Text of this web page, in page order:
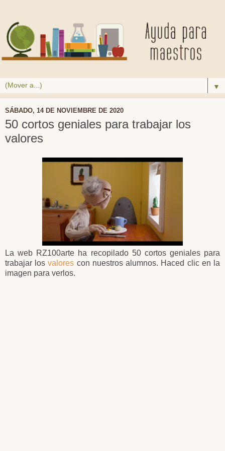
▼
SÁBADO, 14 DE NOVIEMBRE DE 2020
50 cortos geniales para trabajar los
valores
La web RZ100arte ha recopilado 50 cortos geniales para
trabajar losvalores con nuestros alumnos. Haced clic en la
imagen para verlos.